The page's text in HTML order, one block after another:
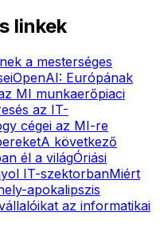
linkek
a mesterséges
OpenAI: Európának
MI munkaerőpiaci
az IT-
cégei az MI-re
A következő
él a világÓriási
IT-szektorbanMiért
apokalipszis
az informatikai